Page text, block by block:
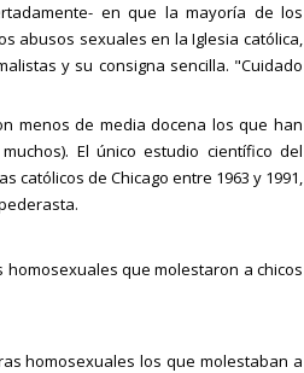
en que la mayoría de los
abusos sexuales en la Iglesia católica,
y su consigna sencilla. "Cuidado
menos de media docena los que han
El único estudio científico del
católicos de Chicago entre 1963 y 1991,
que molestaron a chicos
homosexuales los que molestaban a